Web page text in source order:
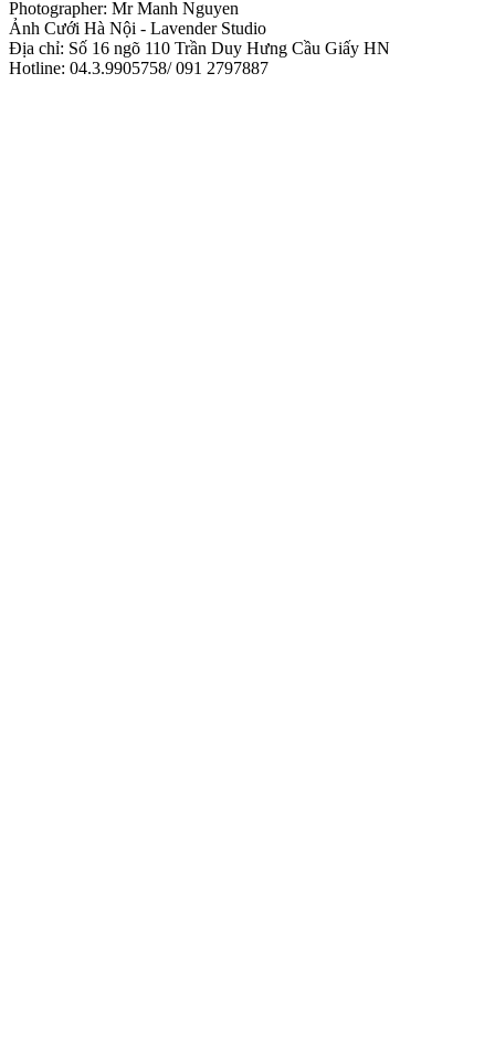
Photographer: Mr Manh Nguyen
Ảnh Cưới Hà Nội - Lavender Studio
Địa chỉ: Số 16 ngõ 110 Trần Duy Hưng Cầu Giấy HN
Hotline: 04.3.9905758/ 091 2797887